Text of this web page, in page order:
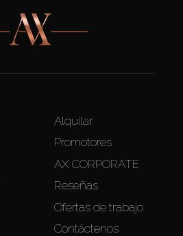
Alquilar
Promotores
AX CORPORATE
Reseñas
Ofertas de trabajo
Contáctenos